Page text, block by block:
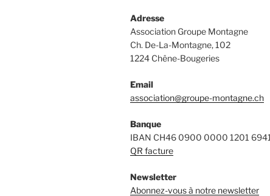
Adresse
Association Groupe Montagne
Ch. De-La-Montagne, 102
1224 Chêne-Bougeries
Email
association@groupe-montagne.ch
Banque
IBAN CH46 0900 0000 1201
QR facture
Newsletter
Abonnez-vous à notre newsletter